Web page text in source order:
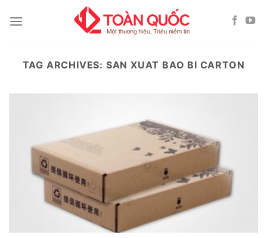
TAG ARCHIVES: SAN XUAT BAO BI CARTON